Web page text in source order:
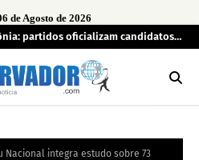
de Agosto de 2026
partidos oficializam candidatos a
não conseguem formar chapas
Nacional integra estudo sobre 73